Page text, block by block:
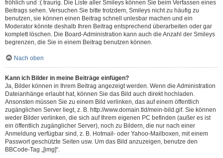
fröhlich und :( traurig. Die Liste aller Smileys können Sie beim Verfassen eines
Beitrags sehen. Versuchen Sie bitte trotzdem, Smileys nicht zu häufig zu
benutzen, sie können einen Beitrag schnell unlesbar machen und ein
Moderator könnte deshalb Ihren Beitrag entsprechend überarbeiten oder gar
komplett löschen. Die Board-Administration kann auch die Anzahl der Smileys
begrenzen, die Sie in einem Beitrag benutzen können.
Nach oben
Kann ich Bilder in meine Beiträge einfügen?
Ja, Bilder können in Ihrem Beitrag angezeigt werden. Wenn die Administration
Dateianhänge erlaubt hat, können Sie das Bild auch direkt hochladen.
Ansonsten müssen Sie zu einem Bild verlinken, das auf einem öffentlich
zugänglichen Server liegt, z. B. http://www.domain.tld/mein-bild.gif. Sie können
weder Bilder verlinken, die sich auf Ihrem eigenen PC befinden (außer es ist
ein öffentlich zugänglicher Server), noch zu Bildern, die nur nach einer
Anmeldung verfügbar sind, z. B. Hotmail- oder Yahoo-Mailboxen, mit einem
Passwort geschützte Seiten usw. Um das Bild anzuzeigen, benutze den
BBCode-Tag „[img]“.